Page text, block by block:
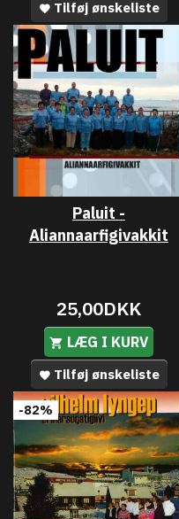
Tilføj ønskeliste
Paluit -
Aliannaarfigivakkit
25,00DKK
LÆG I KURV
Tilføj ønskeliste
-82%